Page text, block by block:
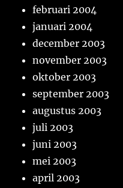
februari 2004
januari 2004
december 2003
november 2003
oktober 2003
september 2003
augustus 2003
juli 2003
juni 2003
mei 2003
april 2003